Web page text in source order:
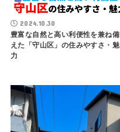
2024.10.30
豊富な自然と高い利便性を兼ね備
えた「守山区」の住みやすさ・魅
力